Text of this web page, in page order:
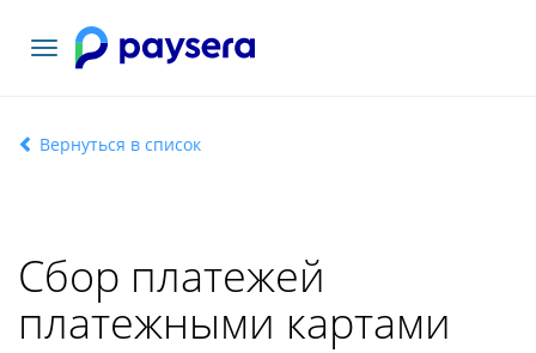
Toggle
navigation
Вернуться в список
Сбор платежей
платежными картами